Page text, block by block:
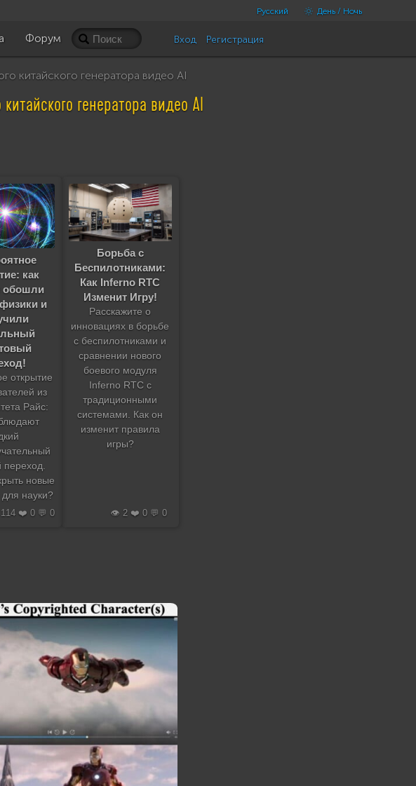
Русский День / Ночь
Форум Вход Регистрация
китайского генератора видео AI
генератора видео AI
как
обошли
и
открытие
из
Райс:
новые
для науки?
❤️ 0 💬 0
Борьба с
Беспилотниками:
Как Inferno RTC
Изменит Игру!
Расскажите о
инновациях в борьбе
с беспилотниками и
сравнении нового
боевого модуля
Inferno RTC с
традиционными
системами. Как он
изменит правила
игры?
👁️ 2 ❤️ 0 💬 0